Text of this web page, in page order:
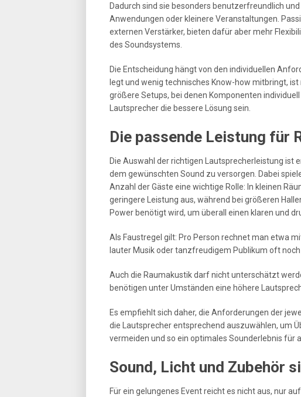
Dadurch sind sie besonders benutzerfreundlich
Anwendungen oder kleinere Veranstaltungen.
externen Verstärker, bieten dafür aber mehr
des Soundsystems.
Die Entscheidung hängt von den individuellen
legt und wenig technisches Know-how mitbringt,
größere Setups, bei denen Komponenten
Lautsprecher die bessere Lösung sein.
Die passende Leistung für
Die Auswahl der richtigen Lautsprecherleistung ist
dem gewünschten Sound zu versorgen. Dabei
Anzahl der Gäste eine wichtige Rolle: In kleinen
geringere Leistung aus, während bei größeren
Power benötigt wird, um überall einen klaren und
Als Faustregel gilt: Pro Person rechnet man etwa
lauter Musik oder tanzfreudigem Publikum oft
Auch die Raumakustik darf nicht unterschätzt
benötigen unter Umständen eine höhere
Es empfiehlt sich daher, die Anforderungen der
die Lautsprecher entsprechend auszuwählen, um
vermeiden und so ein optimales Sounderlebnis für
Sound, Licht und Zubehör
Für ein gelungenes Event reicht es nicht aus, nur